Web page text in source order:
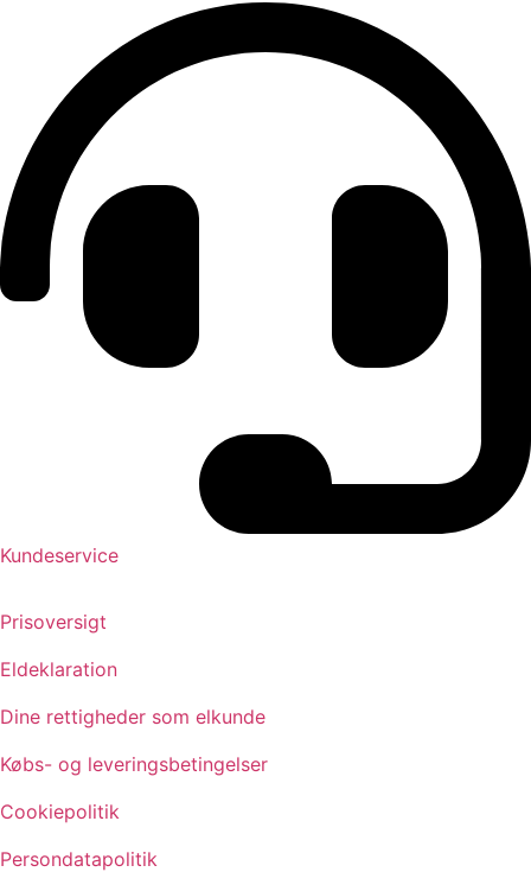
Kundeservice
Prisoversigt
Eldeklaration
Dine rettigheder som elkunde
Købs- og leveringsbetingelser
Cookiepolitik
Persondatapolitik